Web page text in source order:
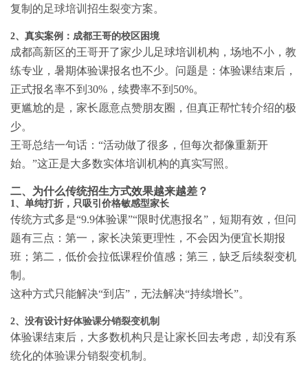
复制的足球培训招生裂变方案。
2、真实案例：成都王哥的校区困境
成都高新区的王哥开了家少儿足球培训机构，场地不小，教
练专业，暑期体验课报名也不少。问题是：体验课结束后，
正式报名率不到30%，续费率不到50%。
更尴尬的是，家长愿意点赞朋友圈，但真正帮忙转介绍的极
少。
王哥总结一句话：“活动做了很多，但每次都像重新开
始。”这正是大多数实体培训机构的真实写照。
二、为什么传统招生方式效果越来越差？
1、单纯打折，只吸引价格敏感型家长
传统方式多是“9.9体验课”“限时优惠报名”，短期有效，但问
题有三点：第一，家长决策更理性，不会因为便宜长期报
班；第二，低价会拉低课程价值感；第三，缺乏后续裂变机
制。
这种方式只能解决“到店”，无法解决“持续增长”。
2、没有设计好体验课分销裂变机制
体验课结束后，大多数机构只是让家长回去考虑，却没有系
统化的体验课分销裂变机制 。